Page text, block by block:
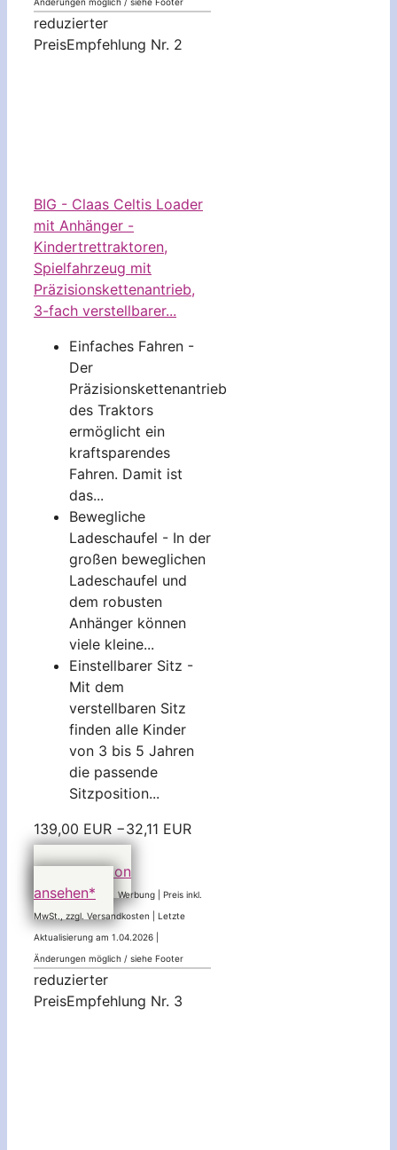
reduzierter
PreisEmpfehlung Nr. 2
BIG - Claas Celtis Loader
mit Anhänger -
Kindertrettraktoren,
Spielfahrzeug mit
Präzisionskettenantrieb,
3-fach verstellbarer...
Einfaches Fahren -
Der
Präzisionskettenantrieb
des Traktors
ermöglicht ein
kraftsparendes
Fahren. Damit ist
das...
Bewegliche
Ladeschaufel - In der
großen beweglichen
Ladeschaufel und
dem robusten
Anhänger können
viele kleine...
Einstellbarer Sitz -
Mit dem
verstellbaren Sitz
finden alle Kinder
von 3 bis 5 Jahren
die passende
Sitzposition...
139,00 EUR −32,11 EUR
106,89 EUR
bei Amazon
ansehen*
Werbung | Preis inkl.
MwSt., zzgl. Versandkosten | Letzte
Aktualisierung am 1.04.2026 |
Änderungen möglich / siehe Footer
reduzierter
PreisEmpfehlung Nr. 3